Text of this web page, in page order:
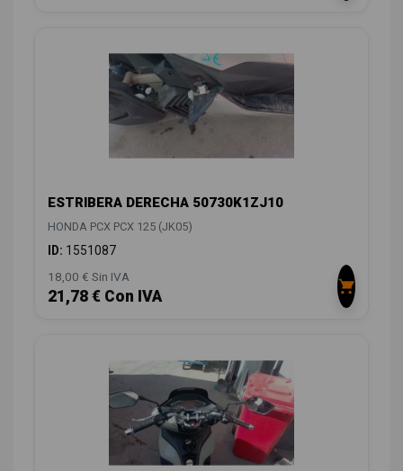
ESTRIBERA DERECHA 50730K1ZJ10
HONDA PCX PCX 125 (JK05)
ID: 1551087
18,00 € Sin IVA
21,78 € Con IVA